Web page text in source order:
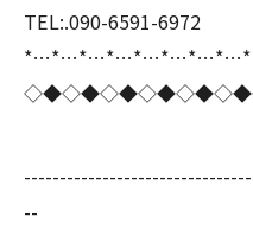
TEL:.090-6591-6972
--